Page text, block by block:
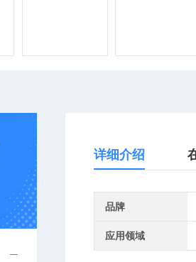
详细介绍
品牌
应用领域